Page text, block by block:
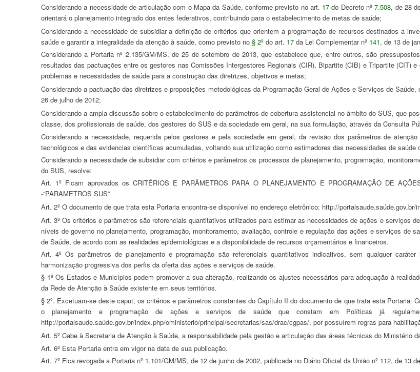
Considerando a necessidade de articulação com o Mapa da Saúde, conforme previsto no art. 17 do Decreto nº7.508, de 28
orientará o planejamento integrado dos entes federativos, contribuindo para o estabelecimento de metas de saúde;
Considerando a necessidade de subsidiar a definição de critérios que orientem a programação de recursos destinados a investimentos que visem reduzir as desigualdades na oferta de ações e serviços de
saúde e garantir a integralidade da atenção à saúde, como previsto no § 2º do art. 17 da Lei Complementar nº 141, de 13 de
Considerando a Portaria nº 2.135/GM/MS, de 25 de setembro de 2013, que estabelece que, entre outros, são pressupostos do planejamento no âmbito do Sistema Único de Saúde (SUS), o respeito aos
resultados das pactuações entre os gestores nas Comissões Intergestores Regionais (CIR), Bipartite (CIB) e Tripartite (CIT)
problemas e necessidades de saúde para a construção das diretrizes, objetivos e metas;
Considerando a pactuação das diretrizes e proposições metodológicas da Programação Geral de Ações e Serviços de Saúde, ocorrida na 5ª reunião ordinária da Comissão Intergestores Tripartite, realizada em
26 de julho de 2012;
Considerando a ampla discussão sobre o estabelecimento de parâmetros de cobertura assistencial no âmbito do SUS, que possibilitou a participação efetiva da comunidade técnico-científica, das entidades de
classe, dos profissionais de saúde, dos gestores do SUS e da sociedade em geral, na sua formulação, através da Consulta
Considerando a necessidade, requerida pelos gestores e pela sociedade em geral, da revisão dos parâmetros de atenção à saúde em uso no Sistema Único de Saúde, em face dos desenvolvimentos
tecnológicos e das evidencias científicas acumuladas, voltando sua utilização como estimadores das necessidades de saúde
Considerando a necessidade de subsidiar com critérios e parâmetros os processos de planejamento, programação, monitoramento e avaliação, bem como informar as ações de controle e regulação no âmbito
do SUS, resolve:
Art. 1º Ficam aprovados os CRITÉRIOS E PARÂMETROS PARA O PLANEJAMENTO E PROGRAMAÇÃO DE AÇÕES E SERVIÇOS DE SAÚDE NO AMBITO DO SISTEMA ÚNICO DE SAÚDE
-“PARAMETROS SUS”
Art. 2º O documento de que trata esta Portaria encontra-se disponível no endereço eletrônico: http://
Art. 3º Os critérios e parâmetros são referenciais quantitativos utilizados para estimar as necessidades de ações e serviços de saúde, constituindo-se em referências para orientar os gestores do SUS dos três
níveis de governo no planejamento, programação, monitoramento, avaliação, controle e regulação das ações e serviços de
de Saúde, de acordo com as realidades epidemiológicas e a disponibilidade de recursos orçamentários e financeiros.
Art. 4º Os parâmetros de planejamento e programação são referenciais quantitativos indicativos, sem qualquer caráter impositivo ou obrigatório, visando à equidade de acesso, a integralidade e a
harmonização progressiva dos perfis da oferta das ações e serviços de saúde.
§ 1º Os Estados e Municípios podem promover a sua alteração, realizando os ajustes necessários para adequação à
da Rede de Atenção à Saúde existente em seus territórios.
§ 2º. Excetuam-se deste caput, os critérios e parâmetros constantes do Capítulo II do documento de que trata esta Portaria:
o planejamento e programação de ações e serviços de saúde que constam em Políticas já
http://portalsaude.saúde.gov.br/index.php/oministerio/principal/secretarias/sas/drac/cgpas/, por possuírem regras para
Art. 5º Cabe à Secretaria de Atenção à Saúde, a responsabilidade pela gestão e articulação das áreas técnicas do
Art. 6º Esta Portaria entra em vigor na data de sua publicação.
Art. 7º Fica revogada a Portaria nº 1.101/GM/MS, de 12 de junho de 2002, publicada no Diário Oficial da União nº 112, de 13